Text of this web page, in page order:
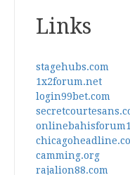
Links
stagehubs.com
1x2forum.net
login99bet.com
camming.org
rajalion88.com